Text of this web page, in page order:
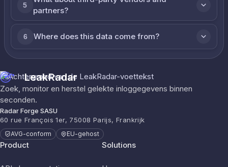
5
partners?
6 Where does this data come from?
LeakRadar
Zoek, monitor en herstel gelekte inloggegevens binnen
seconden.
Radar Forge SASU
60 rue François 1er, 75008 Parijs, Frankrijk
AVG-conform EU-gehost
Product Solutions